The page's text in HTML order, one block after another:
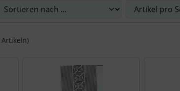
Artikeln)